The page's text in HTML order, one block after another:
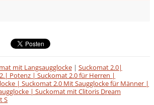
mit Langsaugglocke | Suckomat 2.0|
Potenz | Suckomat 2.0 für Herren |
| Suckomat 2.0 Mit Saugglocke für Männer |
| Suckomat mit Clitoris Dream
S